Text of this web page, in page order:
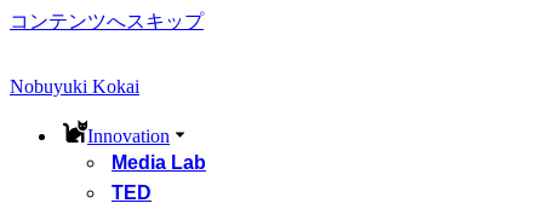
コンテンツへスキップ
Nobuyuki Kokai
Innovation
Media Lab
TED